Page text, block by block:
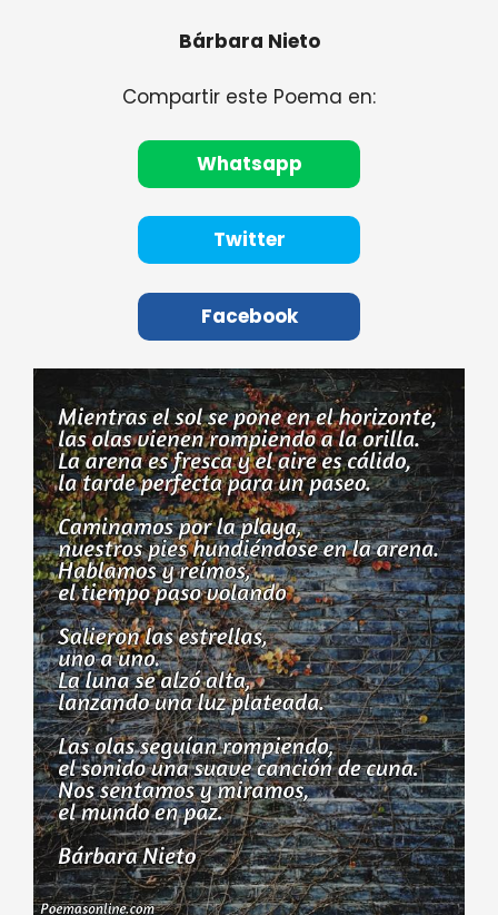
Bárbara Nieto
Compartir este Poema en:
Whatsapp
Twitter
Facebook